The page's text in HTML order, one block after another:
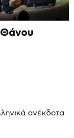
Θάνου
ανέκδοτα